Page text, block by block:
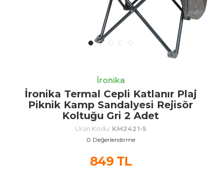
İronika
İronika Termal Cepli Katlanır Plaj
Piknik Kamp Sandalyesi Rejisör
Koltuğu Gri 2 Adet
Ürün Kodu: KM2421-5
0 Değerlendirme
849TL